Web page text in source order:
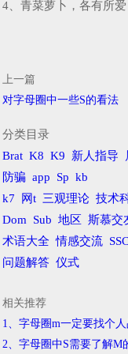
4、青菜萝卜，各有所
上一篇
对字母圈中一些S的看法
分类目录
Brat K8 K9 新人指导
防骗 app Sp kb
k7
网t 三观理论 技术
Dom Sub 地区
斯慕交
术语大全 情感交流
问题解答 仪式
相关推荐
1、字母圈m一定要找个
2、字母圈中S需要了解M